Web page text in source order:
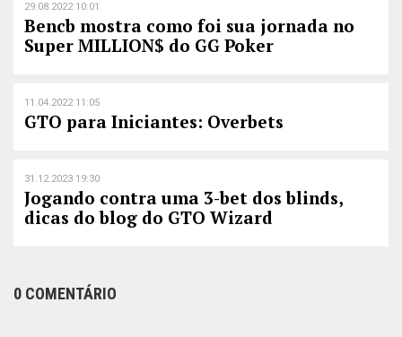
29.08.2022 10:01
Bencb mostra como foi sua jornada no
Super MILLION$ do GG Poker
11.04.2022 11:05
GTO para Iniciantes: Overbets
31.12.2023 19:30
Jogando contra uma 3-bet dos blinds,
dicas do blog do GTO Wizard
0 COMENTÁRIO